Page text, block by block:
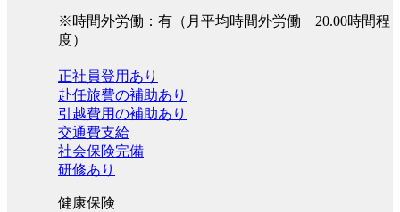
※時間外労働：有（月平均時間外労働 20.00時間程
度）
正社員登用あり
赴任旅費の補助あり
引越費用の補助あり
交通費支給
社会保険完備
研修あり
健康保険